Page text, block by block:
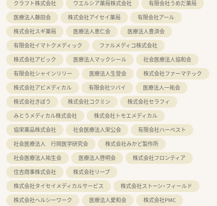
クラフト株式会社
ウエルシア薬局株式会社
有限会社うめだ薬局
医療法人藤田会
株式会社アイセイ薬局
有限会社アール
株式会社スギ薬局
医療法人恵仁会
医療法人豊済会
有限会社イマトクメディック
ファルメディコ株式会社
株式会社アビック
医療法人マックシール
社会医療法人協和会
有限会社シャインリリー
医療法人生登会
株式会社ファーマテック
株式会社アビメディカル
有限会社ツバイ
医療法人一祐会
株式会社きぼう
株式会社コクミン
株式会社セラフィ
みとうメディカル株式会社
株式会社トモエメディカル
協栄薬品株式会社
社会医療法人栄公会
有限会社ハーベスト
社会医療法人 行岡医学研究会
株式会社みかど製作所
社会医療法人祐生会
医療法人啓明会
株式会社フロンティア
住吉商事株式会社
株式会社リープ
株式会社タイセイメディカルサービス
株式会社ストーン・フィールド
株式会社ヘルシーワーク
医療法人愛和会
株式会社PMC